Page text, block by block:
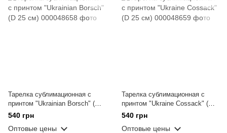
Тарелка сублимационная с
принтом "Ukrainian Borsch" (D
25 см)
540 грн
Оптовые цены
Тарелка сублимационная с
принтом "Ukraine Cossack" (D
25 см)
540 грн
Оптовые цены